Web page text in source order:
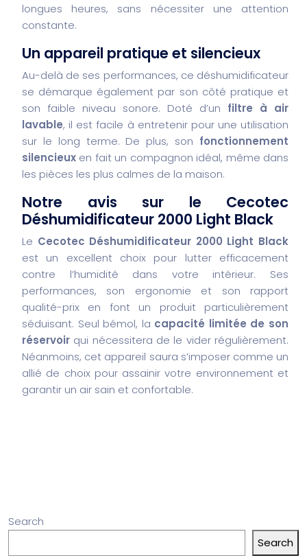
longues heures, sans nécessiter une attention
constante.
Un appareil pratique et silencieux
Au-delà de ses performances, ce déshumidificateur
se démarque également par son côté pratique et
son faible niveau sonore. Doté d’un filtre à air
lavable, il est facile à entretenir pour une utilisation
sur le long terme. De plus, son fonctionnement
silencieux en fait un compagnon idéal, même dans
les pièces les plus calmes de la maison.
Notre avis sur le Cecotec
Déshumidificateur 2000 Light Black
Le Cecotec Déshumidificateur 2000 Light Black
est un excellent choix pour lutter efficacement
contre l’humidité dans votre intérieur. Ses
performances, son ergonomie et son rapport
qualité-prix en font un produit particulièrement
séduisant. Seul bémol, la capacité limitée de son
réservoir qui nécessitera de le vider régulièrement.
Néanmoins, cet appareil saura s’imposer comme un
allié de choix pour assainir votre environnement et
garantir un air sain et confortable.
Search
Search